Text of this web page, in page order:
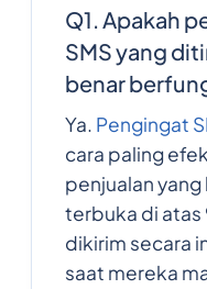
Q1. Apakah
SMS yang
benar
Ya. Pengingat
cara paling
penjualan
terbuka di atas
dikirim secara
saat mereka